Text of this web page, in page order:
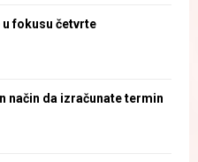
fokusu četvrte
način da izračunate termin